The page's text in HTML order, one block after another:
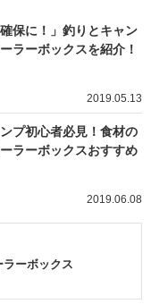
確保に！」釣りとキャン
ラーボックスを紹介！
2019.05.13
ンプ初心者必見！食材の
ラーボックスおすすめ
2019.06.08
ラーボックス